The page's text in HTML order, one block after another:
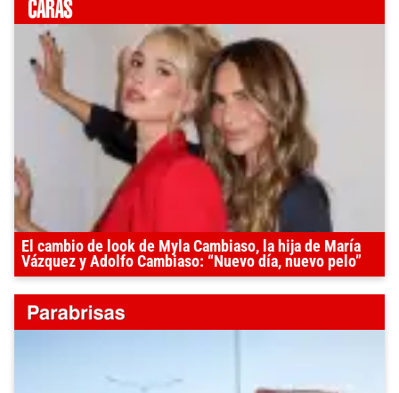
El cambio de look de Myla Cambiaso, la hija de María
Vázquez y Adolfo Cambiaso: “Nuevo día, nuevo pelo”